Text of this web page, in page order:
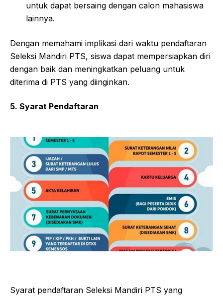
untuk dapat bersaing dengan calon mahasiswa
lainnya.
Dengan memahami implikasi dari waktu pendaftaran
Seleksi Mandiri PTS, siswa dapat mempersiapkan diri
dengan baik dan meningkatkan peluang untuk
diterima di PTS yang diinginkan.
5. Syarat Pendaftaran
Syarat pendaftaran Seleksi Mandiri PTS yang